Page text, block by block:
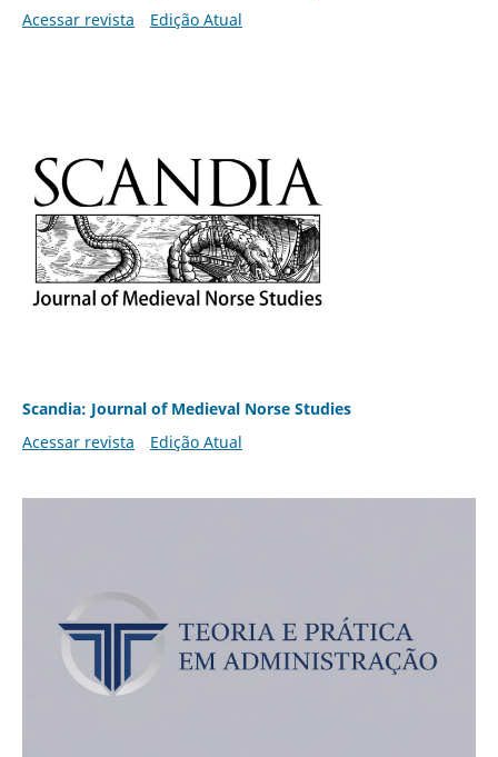
Acessar revista
Edição Atual
Scandia: Journal of Medieval Norse Studies
Acessar revista
Edição Atual